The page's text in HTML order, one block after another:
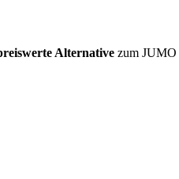
Alternative zum JUMO